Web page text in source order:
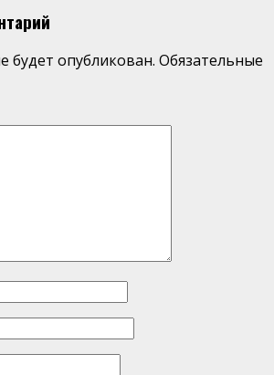
будет опубликован. Обязательные